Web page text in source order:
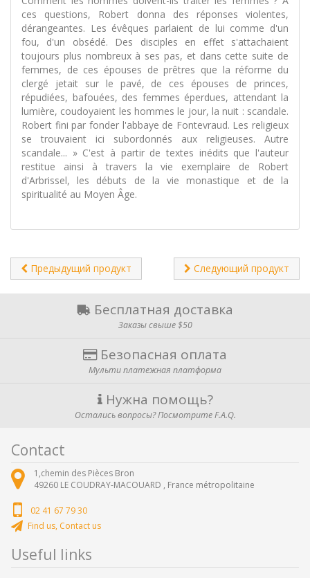
ces questions, Robert donna des réponses violentes,
dérangeantes. Les évêques parlaient de lui comme d'un
fou, d'un obsédé. Des disciples en effet s'attachaient
toujours plus nombreux à ses pas, et dans cette suite de
femmes, de ces épouses de prêtres que la réforme du
clergé jetait sur le pavé, de ces épouses de princes,
répudiées, bafouées, des femmes éperdues, attendant la
lumière, coudoyaient les hommes le jour, la nuit : scandale.
Robert fini par fonder l'abbaye de Fontevraud. Les religieux
se trouvaient ici subordonnés aux religieuses. Autre
scandale... » C'est à partir de textes inédits que l'auteur
restitue ainsi à travers la vie exemplaire de Robert
d'Arbrissel, les débuts de la vie monastique et de la
spiritualité au Moyen Âge.
Предыдущий продукт Следующий продукт
Бесплатная доставка
Заказы свыше $50
Безопасная оплата
Мульти платежная платформа
Нужна помощь?
Остались вопросы? Посмотрите F.A.Q.
Contact
1,chemin des Pièces Bron
49260 LE COUDRAY-MACOUARD , France métropolitaine
02 41 67 79 30
Find us, Contact us
Useful links